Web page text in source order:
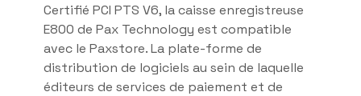
Certifié PCI PTS V6, la caisse enregistreuse
E800 de Pax Technology est compatible
avec le Paxstore. La plate-forme de
distribution de logiciels au sein de laquelle
éditeurs de services de paiement et de